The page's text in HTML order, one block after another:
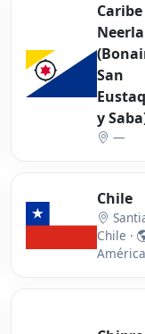
Caribe
San
y
—
Chile
Chile ·
América